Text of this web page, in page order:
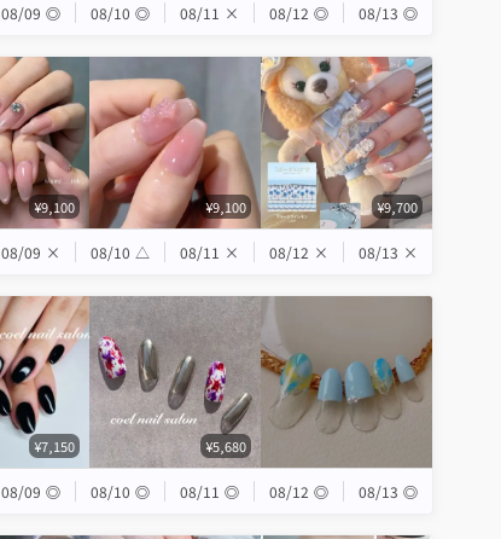
08/09 ◎ 08/10 ◎ 08/11 × 08/12 ◎ 08/13 ◎
¥9,100 ¥9,100 ¥9,700
08/09 × 08/10 △ 08/11 × 08/12 × 08/13 ×
¥7,150 ¥5,680
08/09 ◎ 08/10 ◎ 08/11 ◎ 08/12 ◎ 08/13 ◎